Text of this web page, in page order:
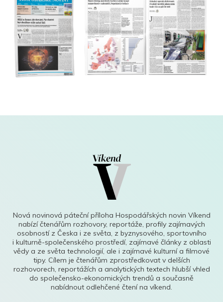
Nová novinová páteční příloha Hospodářských novin Víkend
nabízí čtenářům rozhovory, reportáže, profily zajímavých
osobností z Česka i ze světa, z byznysového, sportovního
i kulturně-společenského prostředí, zajímavé články z oblasti
vědy a ze světa technologií, ale i zajímavé kulturní a filmové
tipy. Cílem je čtenářům zprostředkovat v delších
rozhovorech, reportážích a analytických textech hlubší vhled
do společensko-ekonomických trendů a současně
nabídnout odlehčené čtení na víkend.